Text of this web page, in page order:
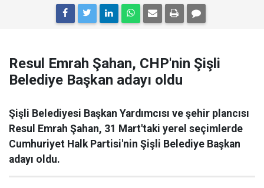
Resul Emrah Şahan, CHP'nin Şişli
Belediye Başkan adayı oldu
Şişli Belediyesi Başkan Yardımcısı ve şehir plancısı
Resul Emrah Şahan, 31 Mart'taki yerel seçimlerde
Cumhuriyet Halk Partisi'nin Şişli Belediye Başkan
adayı oldu.